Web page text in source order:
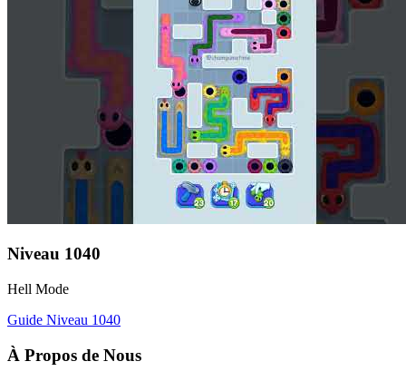
Niveau 1040
Hell Mode
Guide Niveau 1040
À Propos de Nous